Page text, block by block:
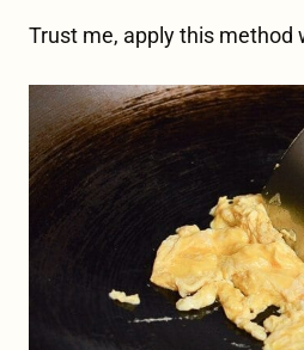
Trust me, apply this method